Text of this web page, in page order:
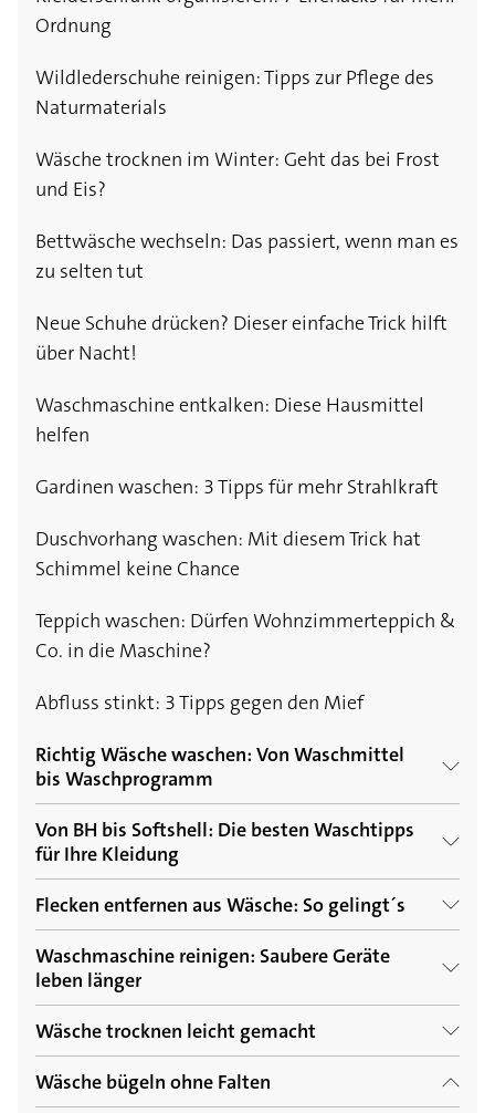
Ordnung
Wildlederschuhe reinigen: Tipps zur Pflege des
Naturmaterials
Wäsche trocknen im Winter: Geht das bei Frost
und Eis?
Bettwäsche wechseln: Das passiert, wenn man es
zu selten tut
Neue Schuhe drücken? Dieser einfache Trick hilft
über Nacht!
Waschmaschine entkalken: Diese Hausmittel
helfen
Gardinen waschen: 3 Tipps für mehr Strahlkraft
Duschvorhang waschen: Mit diesem Trick hat
Schimmel keine Chance
Teppich waschen: Dürfen Wohnzimmerteppich &
Co. in die Maschine?
Abfluss stinkt: 3 Tipps gegen den Mief
Richtig Wäsche waschen: Von Waschmittel
bis Waschprogramm
Wollpullover eingelaufen: Was Sie tun können
Richtig Wäsche waschen: 5 Pflege-Mythen, die
Sie kennen sollten
Von Leinen bis Seide: Welche Stoffe brauchen
welche Pflege?
Welche Farben können zusammen gewaschen
werden?
Von BH bis Softshell: Die besten Waschtipps
für Ihre Kleidung
Schulranzen & Rucksack waschen: So werden
die Taschen wieder sauber
Duschvorhang waschen: Mit diesem Trick hat
Schimmel keine Chance
Gardinen waschen: 3 Tipps für mehr Strahlkraft
Flecken entfernen aus Wäsche: So gelingt´s
Harzflecken entfernen: 6 astreine Tipps gegen
die zähen Flecken
Wachsflecken entfernen aus Kleidung und
anderen Textilien
Waschmaschine reinigen: Saubere Geräte
leben länger
So reparieren Sie Ihre Waschmaschine
Wäsche trocknen leicht gemacht
So geht ihre Wäsche nicht ein: Was darf man in
Wäsche bügeln ohne Falten